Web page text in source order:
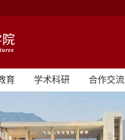
育 学术科研 合作交流